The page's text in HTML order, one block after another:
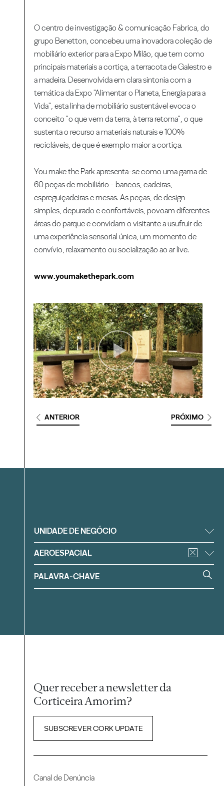
O centro de investigação & comunicação Fabrica, do
grupo Benetton, concebeu uma inovadora coleção de
mobiliário exterior para a Expo Milão, que tem como
principais materiais a cortiça, a terracota de Galestro e
a madeira. Desenvolvida em clara sintonia com a
temática da Expo "Alimentar o Planeta, Energia para a
Vida", esta linha de mobiliário sustentável evoca o
conceito "o que vem da terra, à terra retorna", o que
sustenta o recurso a materiais naturais e 100%
recicláveis, de que é exemplo maior a cortiça.
You make the Park apresenta-se como uma gama de
60 peças de mobiliário - bancos, cadeiras,
espreguiçadeiras e mesas. As peças, de design
simples, depurado e confortáveis, povoam diferentes
áreas do parque e convidam o visitante a usufruir de
uma experiência sensorial única, um momento de
convívio, relaxamento ou socialização ao ar live.
www.youmakethepark.com
ANTERIOR PRÓXIMO
Filtrar
UNIDADE DE NEGÓCIO
AEROESPACIAL
Quer receber a newsletter da
Corticeira Amorim?
SUBSCREVER CORK UPDATE
Canal de Denúncia